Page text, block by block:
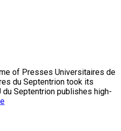
of Presses Universitaires de
du Septentrion took its
du Septentrion publishes high-